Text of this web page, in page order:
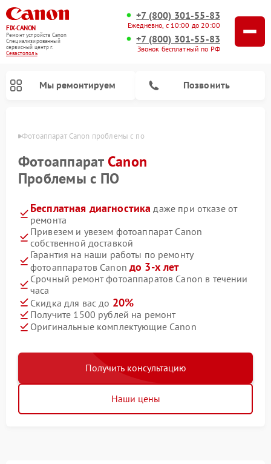
FIX-CANON
Ремонт устройств Canon
Специализированный
cервисный центр г.
Севастополь
+7 (800) 301-55-83
Ежедневно, с 10:00 до 20:00
+7 (800) 301-55-83
Звонок бесплатный по РФ
Мы ремонтируем Позвонить
Фотоаппарат Canon проблемы с по
Фотоаппарат Canon
Проблемы с ПО
Бесплатная диагностика даже при отказе от
ремонта
Привезем и увезем фотоаппарат Canon
собственной доставкой
Гарантия на наши работы по ремонту
фотоаппаратов Canonдо 3-х лет
Срочный ремонт фотоаппаратов Canon в течении
часа
Скидка для вас до 20%
Получите 1500 рублей на ремонт
Оригинальные комплектующие Canon
Получить консультацию
Наши цены